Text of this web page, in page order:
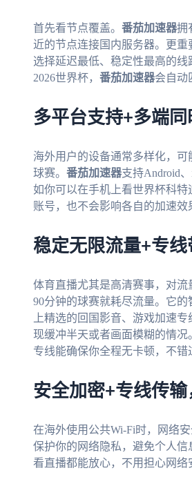
首先看节点覆盖。 番茄加速器拥
近的节点连接国内服务器。更
选择延迟最低、稳定性最高的
2026世界杯， 番茄加速器会自动
多平台支持+多端
海外用户的设备通常多样化，
球赛。 番茄加速器支持Android
如你可以在手机上看世界杯科
账号，也不会影响各自的加速效
稳定无限流量+专
体育直播尤其是高清赛事，对流
90分钟的球赛就耗尽流量。它
上精选的回国影音、游戏加速
现缓冲半天或者画面模糊的情况
专线能确保你全程无卡顿，不错
安全加密+专线传
在海外使用公共Wi-Fi时，网络安
保护你的网络隐私，避免个人
看直播都能放心，不用担心网络